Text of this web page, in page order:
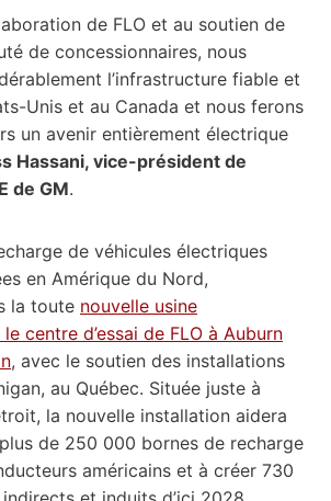
de FLO et au soutien de
de concessionnaires, nous
l’infrastructure fiable et
Unis et au Canada et nous ferons
un avenir entièrement électrique
Hassani, vice-président de
de GM.
de véhicules électriques
en Amérique du Nord,
la toute nouvelle usine
centre d’essai de FLO à Auburn
, avec le soutien des installations
au Québec. Située juste à
la nouvelle installation aidera
de 250 000 bornes de recharge
américains et à créer 730